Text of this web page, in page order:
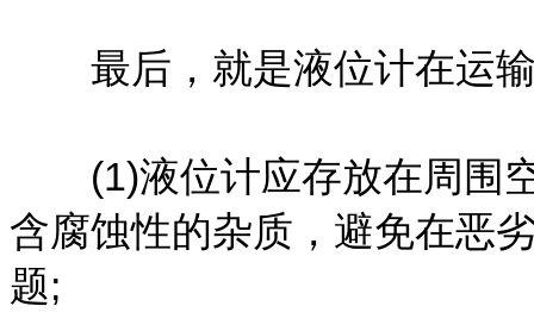
最后，就是液位计在运输
(1)液位计应存放在周围
含腐蚀性的杂质，避免在恶
题;